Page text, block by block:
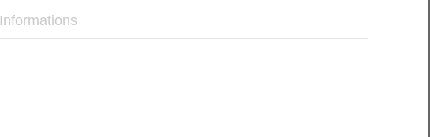
Informations